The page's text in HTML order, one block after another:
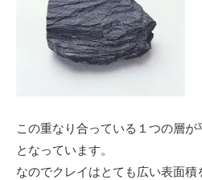
この重なり合っている１つの層
となっています。
なのでクレイはとても広い表面積